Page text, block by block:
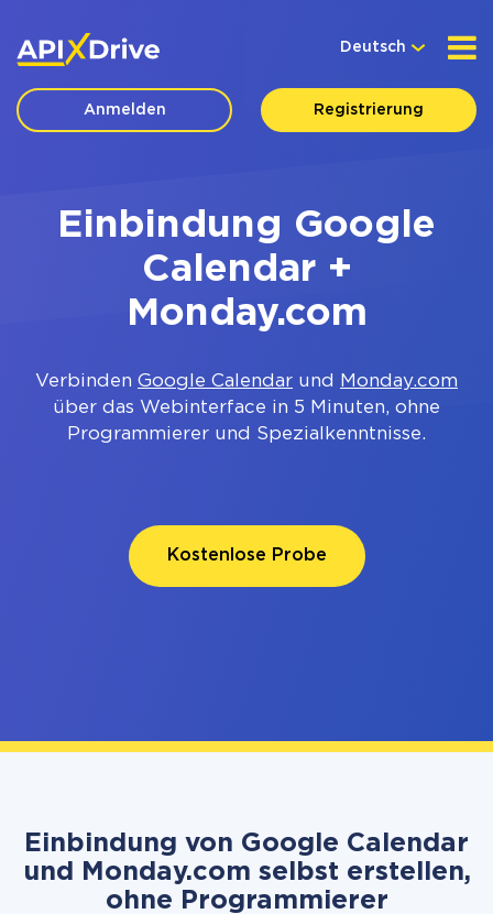
Deutsch
Anmelden Registrierung
Einbindung Google
Calendar +
Monday.com
Verbinden Google Calendar und
Monday.com
über das Webinterface in 5 Minuten, ohne
Programmierer und Spezialkenntnisse.
Kostenlose Probe
Einbindung von Google Calendar
und Monday.com selbst erstellen,
ohne Programmierer